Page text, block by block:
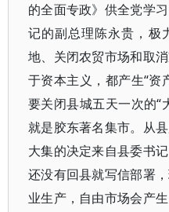
的全面专政》供全党学
记的副总理陈永贵，极
地、关闭农贸市场和取
于资本主义，都产生“资
要关闭县城五天一次的“
就是胶东著名集市。从
大集的决定来自县委书
还没有回县就写信部署
业生产，自由市场会产